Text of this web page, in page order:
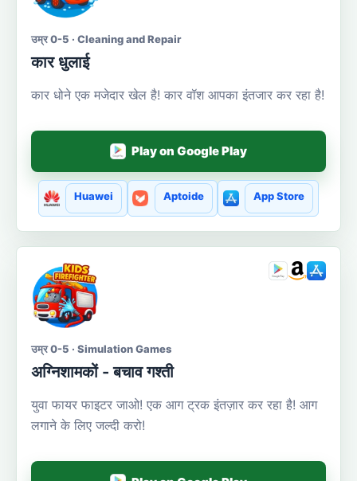
उम्र 0-5 · Cleaning and Repair
कार धुलाई
कार धोने एक मजेदार खेल है! कार वॉश आपका इंतजार कर रहा है!
Play on Google Play
Huawei Aptoide App Store
उम्र 0-5 · Simulation Games
अग्निशामकों - बचाव गश्ती
युवा फायर फाइटर जाओ! एक आग ट्रक इंतज़ार कर रहा है! आग
लगाने के लिए जल्दी करो!